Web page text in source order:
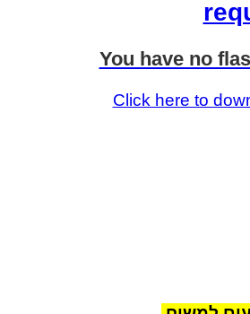
You have no
Click here to